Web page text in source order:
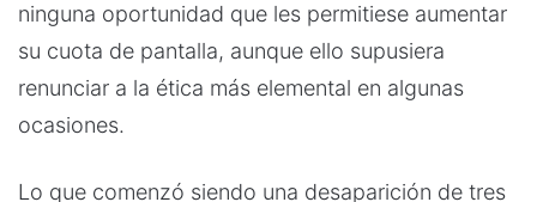
ninguna oportunidad que les permitiese aumentar
su cuota de pantalla, aunque ello supusiera
renunciar a la ética más elemental en algunas
ocasiones.
Lo que comenzó siendo una desaparición de tres